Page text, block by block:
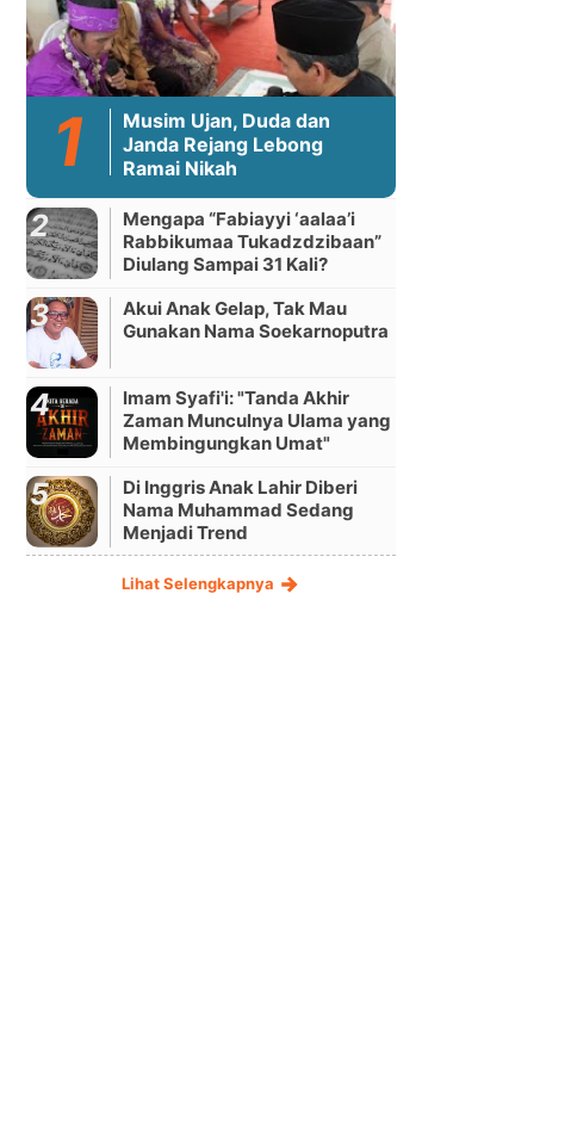
Musim Ujan, Duda dan
Janda Rejang Lebong
Ramai Nikah
Mengapa “Fabiayyi ‘aalaa’i
Rabbikumaa Tukadzdzibaan”
Diulang Sampai 31 Kali?
Akui Anak Gelap, Tak Mau
Gunakan Nama Soekarnoputra
Imam Syafi'i: "Tanda Akhir
Zaman Munculnya Ulama yang
Membingungkan Umat"
Di Inggris Anak Lahir Diberi
Nama Muhammad Sedang
Menjadi Trend
Lihat Selengkapnya